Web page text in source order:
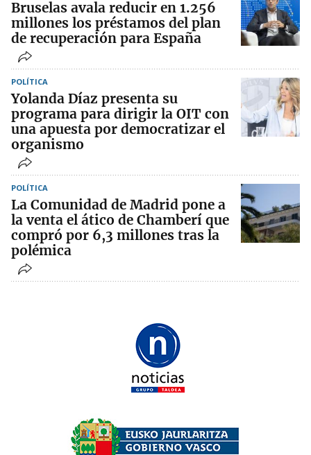
Bruselas avala reducir en 1.256
millones los préstamos del plan
de recuperación para España
POLÍTICA
Yolanda Díaz presenta su
programa para dirigir la OIT con
una apuesta por democratizar el
organismo
POLÍTICA
La Comunidad de Madrid pone a
la venta el ático de Chamberí que
compró por 6,3 millones tras la
polémica